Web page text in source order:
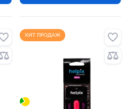
ХИТ ПРОДАЖ